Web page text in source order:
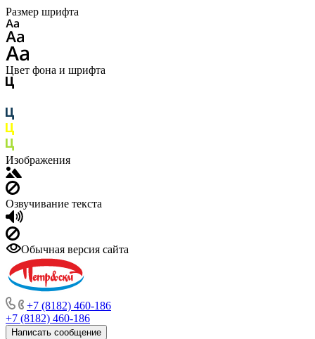
Размер шрифта
Цвет фона и шрифта
Изображения
Озвучивание текста
Обычная версия сайта
+7 (8182) 460-186
+7 (8182) 460-186
Написать сообщение